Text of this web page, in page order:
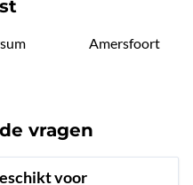
Amersfoort
vragen
voor